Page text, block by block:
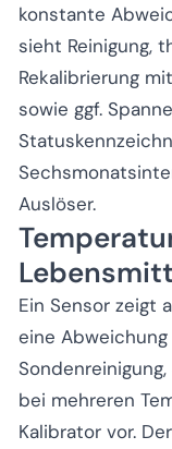
konstante
sieht Reinigung,
Rekalibrierung
sowie ggf.
Auslöser.
Ein Sensor zeigt
eine
bei mehreren
Kalibrator vor.